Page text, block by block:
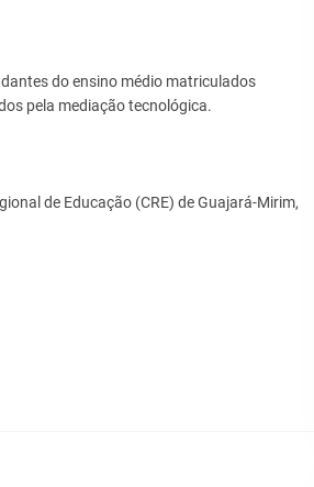
do ensino médio matriculados
pela mediação tecnológica.
de Educação (CRE) de Guajará-Mirim,